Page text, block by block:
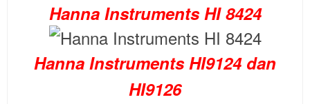
Hanna Instruments HI 8424
Hanna Instruments HI9124 dan
HI9126